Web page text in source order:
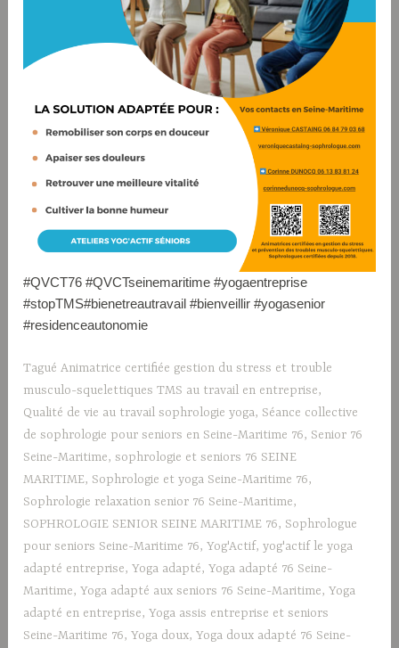
#QVCT76 #QVCTseinemaritime #yogaentreprise
#stopTMS#bienetreautravail #bienveillir #yogasenior
#residenceautonomie
TaguéAnimatrice certifiée gestion du stress et trouble
musculo-squelettiques TMS au travail en entreprise,
Qualité de vie au travail sophrologie yoga, Séance collective
de sophrologie pour seniors en Seine-Maritime 76, Senior 76
Seine-Maritime,sophrologie et seniors 76 SEINE
MARITIME, Sophrologie et yoga Seine-Maritime 76,
Sophrologie relaxation senior 76 Seine-Maritime,
SOPHROLOGIE SENIOR SEINE MARITIME 76, Sophrologue
pour seniors Seine-Maritime 76,Yog'Actif,yog'actif le yoga
adapté entreprise,Yoga adapté,Yoga adapté 76 Seine-
Maritime,Yoga adapté aux seniors 76 Seine-Maritime,Yoga
adapté en entreprise,Yoga assis entreprise et seniors
Seine-Maritime 76,Yoga doux,Yoga doux adapté 76 Seine-